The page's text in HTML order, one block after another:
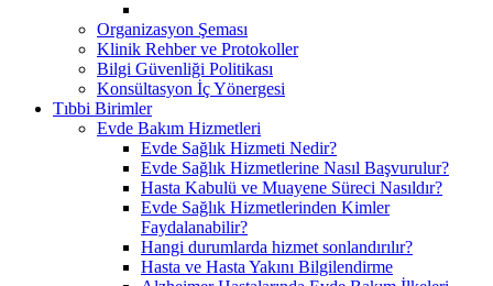
Organizasyon Şeması
Klinik Rehber ve Protokoller
Bilgi Güvenliği Politikası
Konsültasyon İç Yönergesi
Tıbbi Birimler
Evde Bakım Hizmetleri
Evde Sağlık Hizmeti Nedir?
Evde Sağlık Hizmetlerine Nasıl Başvurulur?
Hasta Kabulü ve Muayene Süreci Nasıldır?
Evde Sağlık Hizmetlerinden Kimler
Faydalanabilir?
Hangi durumlarda hizmet sonlandırılır?
Hasta ve Hasta Yakını Bilgilendirme